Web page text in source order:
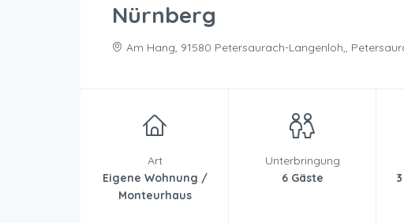
Nürnberg
Am Hang, 91580 Petersaurach-Langenloh,,
Art
Eigene Wohnung /
Monteurhaus
Unterbringung
6 Gäste